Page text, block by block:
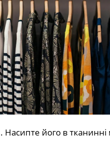
Насипте його в